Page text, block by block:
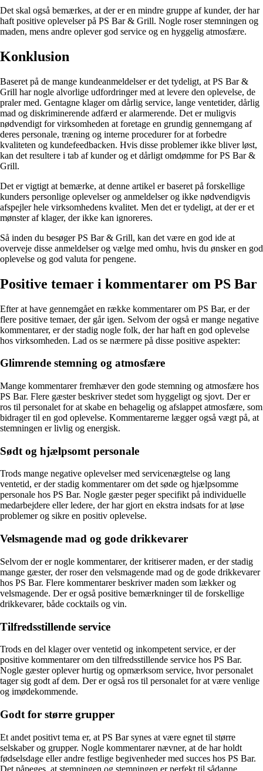
Det skal også bemærkes, at der er en mindre gruppe af kunder, der har
haft positive oplevelser på PS Bar & Grill. Nogle roser stemningen og
maden, mens andre oplever god service og en hyggelig atmosfære.
Konklusion
Baseret på de mange kundeanmeldelser er det tydeligt, at PS Bar &
Grill har nogle alvorlige udfordringer med at levere den oplevelse, de
praler med. Gentagne klager om dårlig service, lange ventetider, dårlig
mad og diskriminerende adfærd er alarmerende. Det er muligvis
nødvendigt for virksomheden at foretage en grundig gennemgang af
deres personale, træning og interne procedurer for at forbedre
kvaliteten og kundefeedbacken. Hvis disse problemer ikke bliver løst,
kan det resultere i tab af kunder og et dårligt omdømme for PS Bar &
Grill.
Det er vigtigt at bemærke, at denne artikel er baseret på forskellige
kunders personlige oplevelser og anmeldelser og ikke nødvendigvis
afspejler hele virksomhedens kvalitet. Men det er tydeligt, at der er et
mønster af klager, der ikke kan ignoreres.
Så inden du besøger PS Bar & Grill, kan det være en god ide at
overveje disse anmeldelser og vælge med omhu, hvis du ønsker en god
oplevelse og god valuta for pengene.
Positive temaer i kommentarer om PS Bar
Efter at have gennemgået en række kommentarer om PS Bar, er der
flere positive temaer, der går igen. Selvom der også er mange negative
kommentarer, er der stadig nogle folk, der har haft en god oplevelse
hos virksomheden. Lad os se nærmere på disse positive aspekter:
Glimrende stemning og atmosfære
Mange kommentarer fremhæver den gode stemning og atmosfære hos
PS Bar. Flere gæster beskriver stedet som hyggeligt og sjovt. Der er
ros til personalet for at skabe en behagelig og afslappet atmosfære, som
bidrager til en god oplevelse. Kommentarerne lægger også vægt på, at
stemningen er livlig og energisk.
Sødt og hjælpsomt personale
Trods mange negative oplevelser med servicenægtelse og lang
ventetid, er der stadig kommentarer om det søde og hjælpsomme
personale hos PS Bar. Nogle gæster peger specifikt på individuelle
medarbejdere eller ledere, der har gjort en ekstra indsats for at løse
problemer og sikre en positiv oplevelse.
Velsmagende mad og gode drikkevarer
Selvom der er nogle kommentarer, der kritiserer maden, er der stadig
mange gæster, der roser den velsmagende mad og de gode drikkevarer
hos PS Bar. Flere kommentarer beskriver maden som lækker og
velsmagende. Der er også positive bemærkninger til de forskellige
drikkevarer, både cocktails og vin.
Tilfredsstillende service
Trods en del klager over ventetid og inkompetent service, er der
positive kommentarer om den tilfredsstillende service hos PS Bar.
Nogle gæster oplever hurtig og opmærksom service, hvor personalet
tager sig godt af dem. Der er også ros til personalet for at være venlige
og imødekommende.
Godt for større grupper
Et andet positivt tema er, at PS Bar synes at være egnet til større
selskaber og grupper. Nogle kommentarer nævner, at de har holdt
fødselsdage eller andre festlige begivenheder med succes hos PS Bar.
Det påpeges, at stemningen og stemningen er perfekt til sådanne